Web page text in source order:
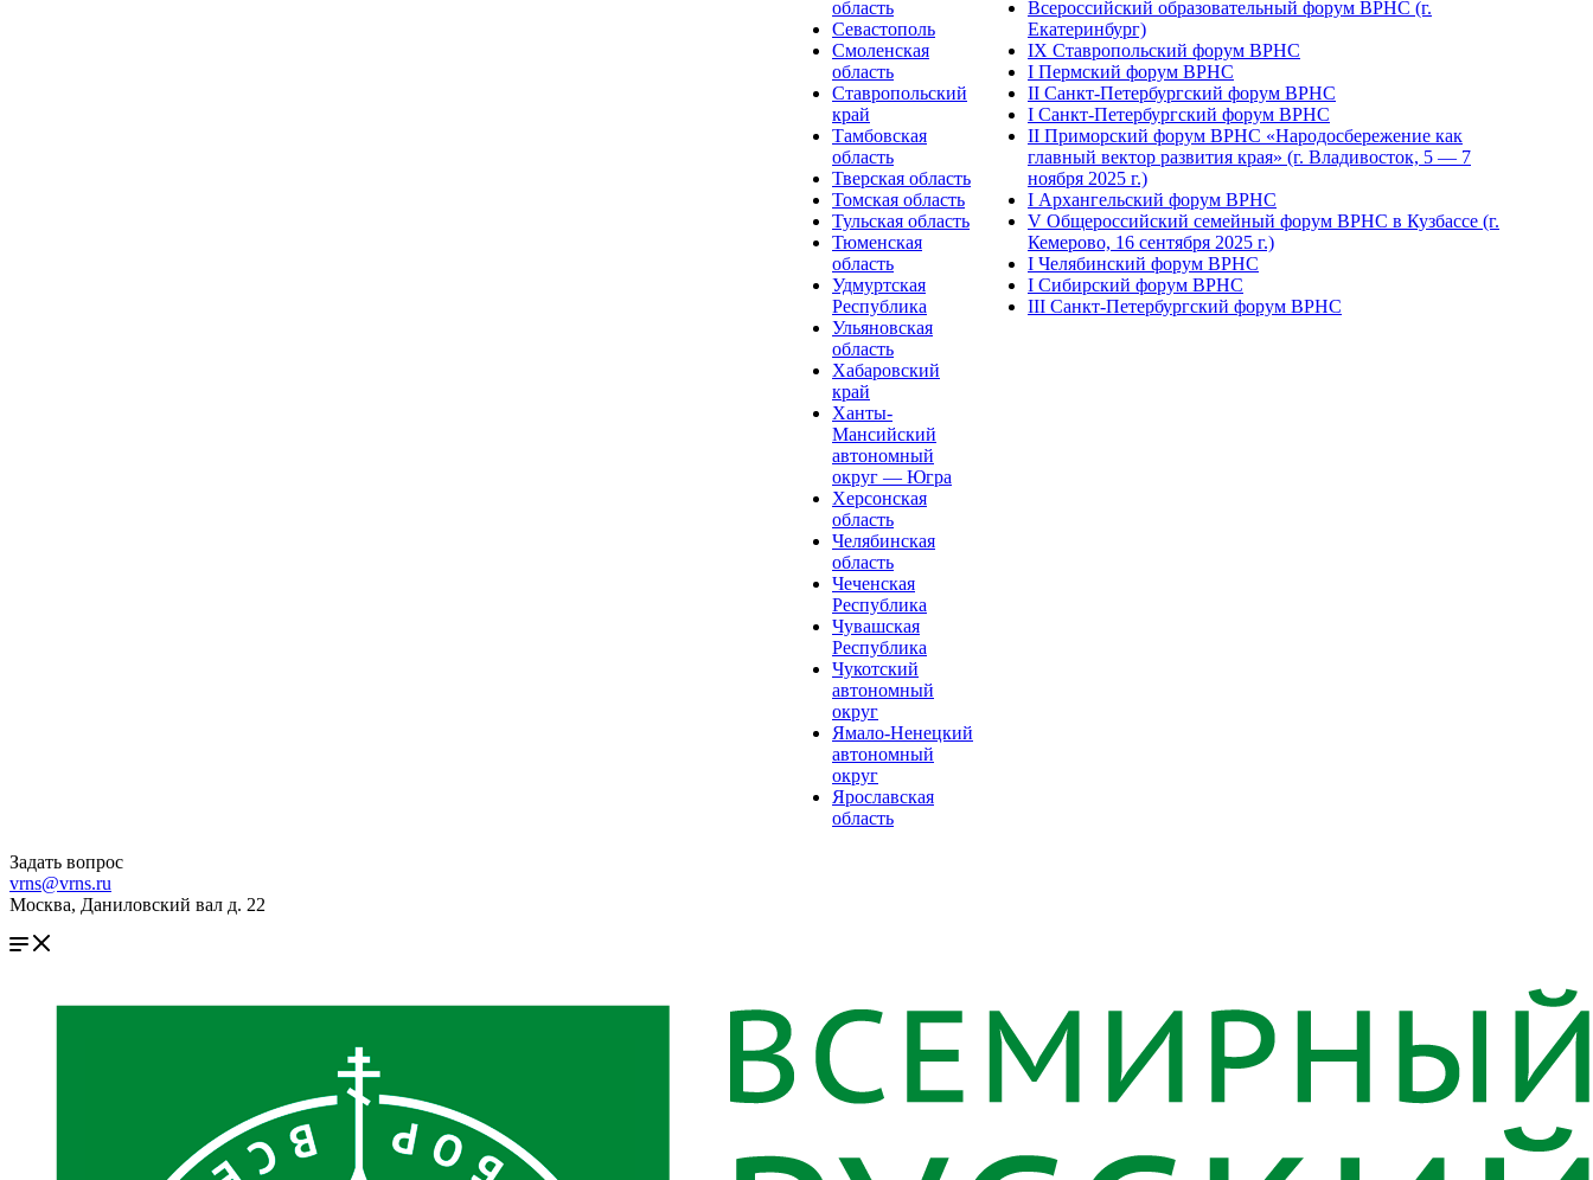
область
Севастополь
Смоленская
область
Ставропольский
край
Тамбовская
область
Тверская область
Томская область
Тульская область
Тюменская
область
Удмуртская
Республика
Ульяновская
область
Хабаровский
край
Ханты-
Мансийский
автономный
округ — Югра
Херсонская
область
Челябинская
область
Чеченская
Республика
Чувашская
Рeспублика
Чукотский
автономный
округ
Ямало-Ненецкий
автономный
округ
Ярославская
область
Всероссийский образовательный форум ВРНС (г.
Екатеринбург)
IX Ставропольский форум ВРНС
I Пермский форум ВРНС
II Санкт-Петербургский форум ВРНС
I Санкт-Петербургский форум ВРНС
II Приморский форум ВРНС «Народосбережение как
главный вектор развития края» (г. Владивосток, 5 — 7
ноября 2025 г.)
I Архангельский форум ВРНС
V Общероссийский семейный форум ВРНС в Кузбассе (г.
Кемерово, 16 сентября 2025 г.)
I Челябинский форум ВРНС
I Сибирский форум ВРНС
III Санкт-Петербургский форум ВРНС
Задать вопрос
vrns@vrns.ru
Москва, Даниловский вал д. 22